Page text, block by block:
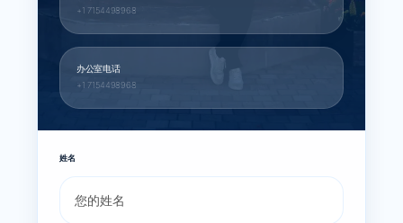
+1 7154498968
办公室电话
+1 7154498968
姓名